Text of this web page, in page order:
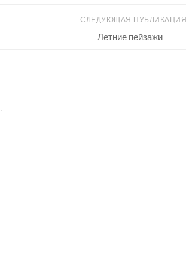
СЛЕДУЮЩАЯ ПУБЛИКАЦИЯ
Летние пейзажи
.